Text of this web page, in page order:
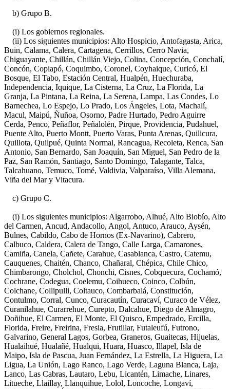
b) Grupo B.
(i) Los gobiernos regionales.
(ii) Los siguientes municipios: Alto Hospicio, Antofagasta, Arica,
Buin, Calama, Calera, Cartagena, Cerrillos, Cerro Navia,
Chiguayante, Chillán, Chillán Viejo, Colina, Concepción, Conchalí,
Concón, Copiapó, Coquimbo, Coronel, Coyhaique, Curicó, El
Bosque, El Tabo, Estación Central, Hualpén, Huechuraba,
Independencia, Iquique, La Cisterna, La Cruz, La Florida, La
Granja, La Pintana, La Reina, La Serena, Lampa, Las Condes, Lo
Barnechea, Lo Espejo, Lo Prado, Los Ángeles, Lota, Machalí,
Macul, Maipú, Ñuñoa, Osorno, Padre Hurtado, Pedro Aguirre
Cerda, Penco, Peñaflor, Peñalolén, Pirque, Providencia, Pudahuel,
Puente Alto, Puerto Montt, Puerto Varas, Punta Arenas, Quilicura,
Quillota, Quilpué, Quinta Normal, Rancagua, Recoleta, Renca, San
Antonio, San Bernardo, San Joaquín, San Miguel, San Pedro de la
Paz, San Ramón, Santiago, Santo Domingo, Talagante, Talca,
Talcahuano, Temuco, Tomé, Valdivia, Valparaíso, Villa Alemana,
Viña del Mar y Vitacura.
c) Grupo C.
(i) Los siguientes municipios: Algarrobo, Alhué, Alto Biobío, Alto
del Carmen, Ancud, Andacollo, Angol, Antuco, Arauco, Aysén,
Bulnes, Cabildo, Cabo de Hornos (Ex-Navarino), Cabrero,
Calbuco, Caldera, Calera de Tango, Calle Larga, Camarones,
Camiña, Canela, Cañete, Carahue, Casablanca, Castro, Catemu,
Cauquenes, Chaitén, Chanco, Chañaral, Chépica, Chile Chico,
Chimbarongo, Cholchol, Chonchi, Cisnes, Cobquecura, Cochamó,
Cochrane, Codegua, Coelemu, Coihueco, Coinco, Colbún,
Colchane, Collipulli, Coltauco, Combarbalá, Constitución,
Contulmo, Corral, Cunco, Curacautín, Curacaví, Curaco de Vélez,
Curanilahue, Curarrehue, Curepto, Dalcahue, Diego de Almagro,
Doñihue, El Carmen, El Monte, El Quisco, Empedrado, Ercilla,
Florida, Freire, Freirina, Fresia, Frutillar, Futaleufú, Futrono,
Galvarino, General Lagos, Gorbea, Graneros, Guaitecas, Hijuelas,
Hualaihué, Hualañé, Hualqui, Huara, Huasco, Illapel, Isla de
Maipo, Isla de Pascua, Juan Fernández, La Estrella, La Higuera, La
Ligua, La Unión, Lago Ranco, Lago Verde, Laguna Blanca, Laja,
Lanco, Las Cabras, Lautaro, Lebu, Licantén, Limache, Linares,
Litueche, Llaillay, Llanquihue, Lolol, Loncoche, Longaví,